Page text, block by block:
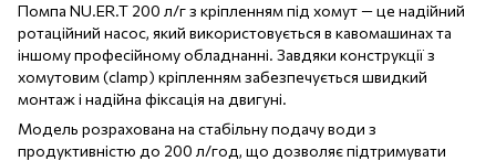
Помпа NU.ER.T 200 л/г з кріпленням під хомут — це надійний
ротаційний насос, який використовується в кавомашинах та
іншому професійному обладнанні. Завдяки конструкції з
хомутовим (clamp) кріпленням забезпечується швидкий
монтаж і надійна фіксація на двигуні.
Модель розрахована на стабільну подачу води з
продуктивністю до 200 л/год, що дозволяє підтримувати